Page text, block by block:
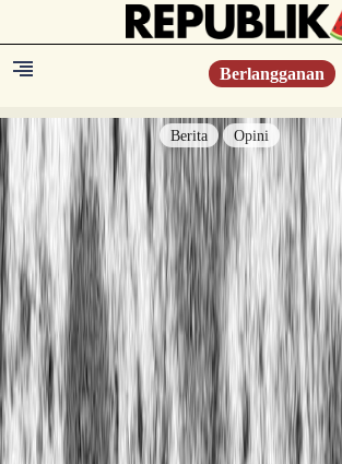
Berlangganan
Berita Opini
Berita
Islam Digest
Hikmah
Opini
Konsultasi Syariah